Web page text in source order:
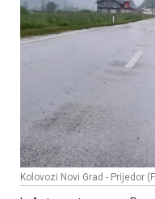
Kolovozi Novi Grad - Prijedor